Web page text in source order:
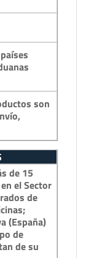
son
de 15
el Sector
de
(España)
de
de su